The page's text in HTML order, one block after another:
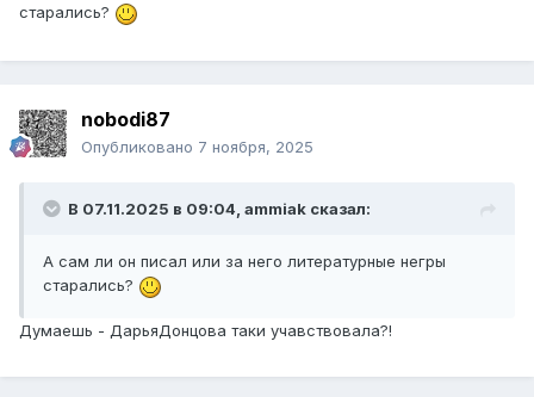
старались?
nobodi87
Опубликовано 7 ноября, 2025
В 07.11.2025 в 09:04, ammiak сказал:
А сам ли он писал или за него литературные негры
старались?
Думаешь - ДарьяДонцова таки учавствовала?!